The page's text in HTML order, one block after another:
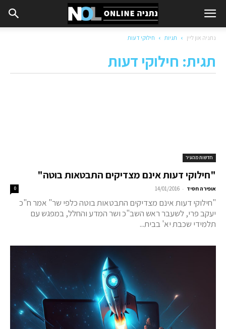
נתניה און ליין תגיות חילוקי דעות
תגית: חילוקי דעות
חדשות מהעיר
"חילוקי דעות אינם מצדיקים התבטאות בוטה"
אופירה חסיד -
14/01/2016
0
"חילוקי דעות אינם מצדיקים התבטאות בוטה כלפי שר" אמר ח"כ
יעקב פרי, לשעבר ראש השב"כ ושר המדע והחלל, במפגש עם
תלמידי שכבת יא' בבית...